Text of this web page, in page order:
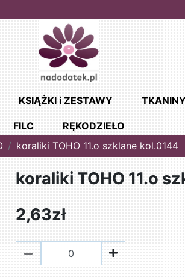
KSIĄŻKI i ZESTAWY TKANINY
FILC
RĘKODZIEŁO
koraliki TOHO 11.o szklane kol.0144
koraliki TOHO 11.o
2,63zł